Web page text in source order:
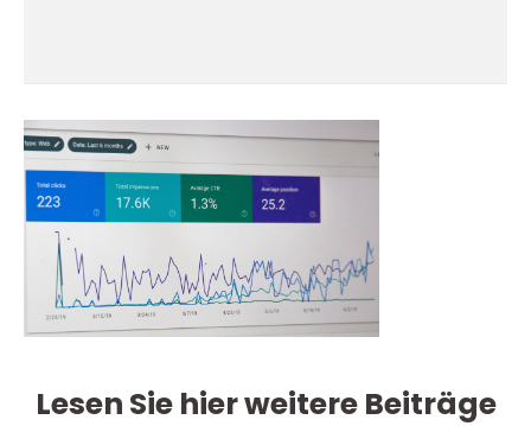
Lesen Sie hier weitere Beiträge